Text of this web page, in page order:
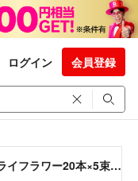
ログイン 会員登録
【送料込】ラベンダー★ドライフラワー20本×5束100本